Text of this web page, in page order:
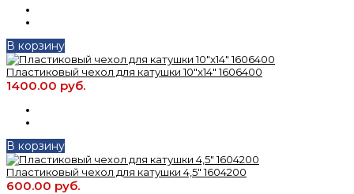
В корзину
Пластиковый чехол для катушки 10"x14" 1606400
1400.00 руб.
В корзину
Пластиковый чехол для катушки 4,5" 1604200
600.00 руб.